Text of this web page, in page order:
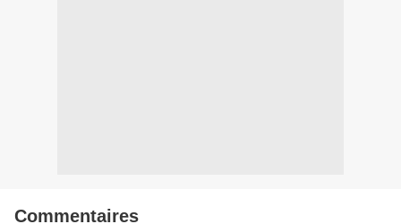
Commentaires